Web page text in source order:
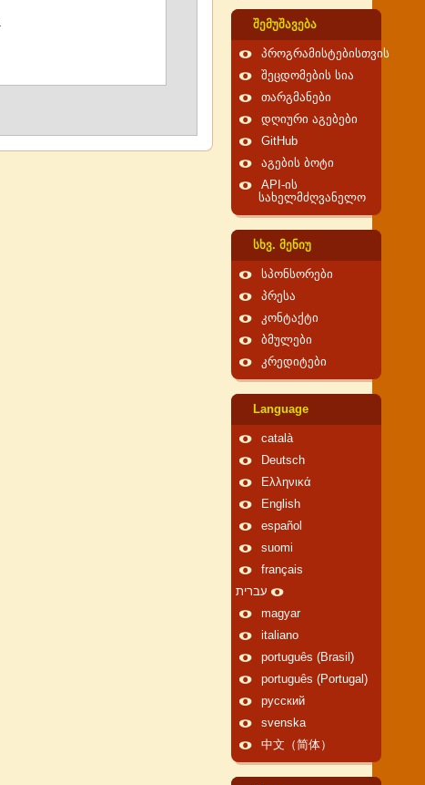
შემუშავება
პროგრამისტებისთვის
შეცდომების სია
თარგმანები
დღიური აგებები
GitHub
აგების ბოტი
API-ის
სახელმძღვანელო
სხვ. მენიუ
სპონსორები
პრესა
კონტაქტი
ბმულები
კრედიტები
Language
català
Deutsch
Ελληνικά
English
español
suomi
français
עברית
magyar
italiano
português (Brasil)
português (Portugal)
русский
svenska
中文（简体）